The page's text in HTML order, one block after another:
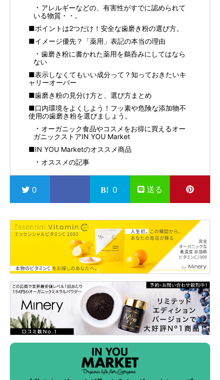
アレルギーなどの、有害性がすでに認められて
いる物質・・。
■ポイントは2つだけ！安全な歯磨き粉の選び方。
■イメージ優先？「薬用」表記の本当の理由
歯磨き粉に書かれた薬用を鵜呑みにしてはなら
ない
■表示しなくてもいい成分って？知っておきたいキ
ャリーオーバー
■歯磨き粉の見分け方と、選び方まとめ
■口内環境をよくしよう！フッ素や危険な添加物不
使用の歯磨き粉を選びましょう。
オーガニック食品やコスメをお得に買えるオー
ガニックストアIN YOU Market
■IN YOU Marketのオススメ商品
オススメの記事
0 0 送る